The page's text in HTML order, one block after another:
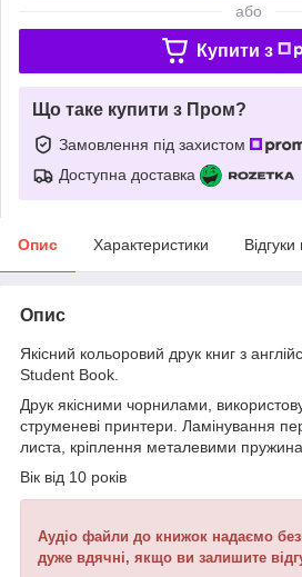
або
Купити з
Що таке купити з Пром?
Замовлення під захистом
Доступна доставка
Опис Характеристики
Опис
Якісний кольоровий друк книг з
Student Book.
Друк якісними чорнилами,
струменеві принтери. Ламінування
листа, кріплення металевими
Вік від 10 років
Аудіо файли до книжок надаємо
дуже вдячні, якщо ви залишите